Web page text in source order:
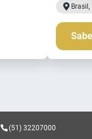
(51) 32207000